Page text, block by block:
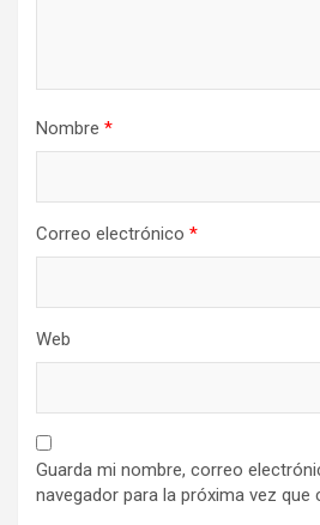
Nombre *
Correo electrónico *
Web
Guarda mi nombre, correo
navegador para la próxima vez que